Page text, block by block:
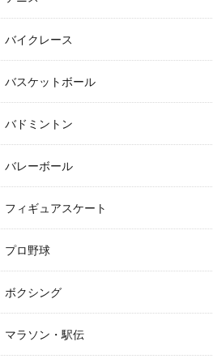
バイクレース
バスケットボール
バドミントン
バレーボール
フィギュアスケート
プロ野球
ボクシング
マラソン・駅伝